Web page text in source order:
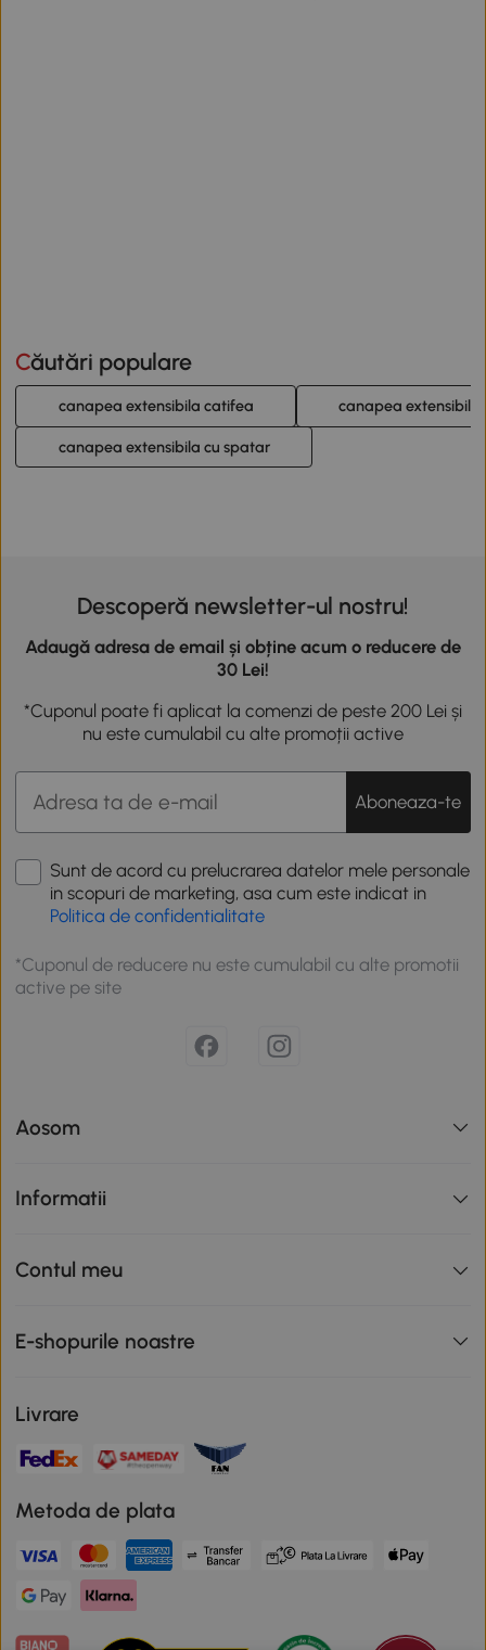
Căutări populare
canapea extensibila catifea canapea extensibila
canapea extensibila cu spatar
Descoperă newsletter-ul nostru!
Adaugă adresa de email și obține acum o reducere de
30 Lei!
*Cuponul poate fi aplicat la comenzi de peste 200 Lei și
nu este cumulabil cu alte promoții active
Aboneaza-te
Sunt de acord cu prelucrarea datelor mele personale
in scopuri de marketing, asa cum este indicat in
Politica de confidentialitate
*Cuponul de reducere nu este cumulabil cu alte promotii
active pe site
Aosom
Informatii
Contul meu
E-shopurile noastre
Livrare
Metoda de plata